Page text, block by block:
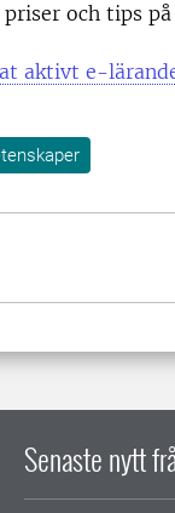
och tips på
aktivt e-
Senaste nytt